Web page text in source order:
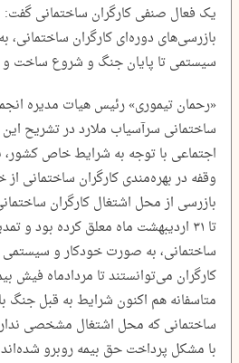
یک فعال صنفی کارگران ساختمانی گفت:
بازرسی‌‌های دوره‌ای کارگران
سیستمی تا پایان جنگ و شروع ساخت و
«رحمان تیموری» رئیس هیات مدیره
ساختمانی سرآسیاب ملارد در تشریح
اجتماعی با توجه به شرایط خاص کشور،
وقفه در بهره‌مندی کارگران ساختمانی
بازرسی از محل اشتغال کارگران
تا ۳۱ اردیبهشت ماه معلق کرده بود و
ساختمانی، به صورت خودکار و سیستمی
کارگران می‌توانستند تا مردادماه فیش
متاسفانه هم اکنون شرایط به قبل جنگ
ساختمانی که محل اشتغال مشخصی
با مشکل پرداخت حق بیمه روبرو